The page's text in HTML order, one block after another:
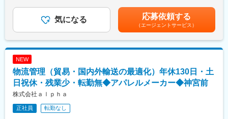
変更の範囲：会社の定める業務
■業務内容：
協力AI専門スタートアップが開発しているAIアルゴリズムを活用
し、コメ兵の自社サービスを企画開発するポジションです。その
ため、AIへの理解やプロジェクトマネジメント経験がある方は活
躍できるポジションです。
＊サービス開発例（AI真贋システム）：
ブランドバッグ等を撮影し、2秒ほどで真贋（しんがん）を鑑定す
る人工知能（AI）です。精度は最大で99%以上となっており、コ
メ兵店舗への導入を進めています。
■業務詳細：
月）※平均賞与4.5か月分賃金はあくまでも目安の金額であり、選
考を通じて上下する可能性があります。月給(月額)は固定手当を含
めた表記です。
気になる 応募依頼する
（エージェントサービス）
NEW
物流管理（貿易・国内外輸送の最適化）年休130日・土
日祝休・残業少・転勤無◆アパレルメーカー◆神宮前
株式会社ａｌｐｈａ
正社員 転勤なし